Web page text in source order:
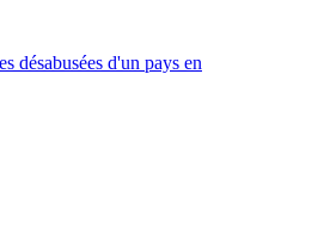
désabusées d'un pays en